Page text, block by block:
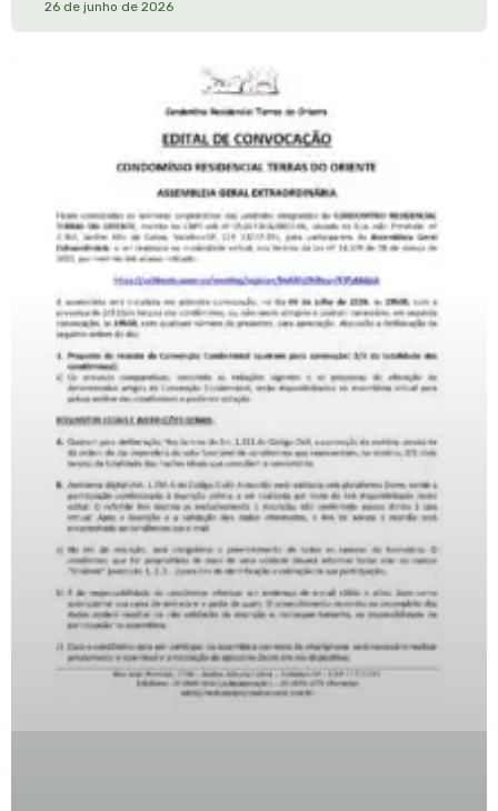
26 de junho de 2026